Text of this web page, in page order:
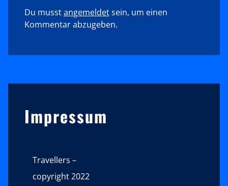
Du musstangemeldetsein, um einen
Kommentar abzugeben.
Impressum
Travellers –
copyright 2022